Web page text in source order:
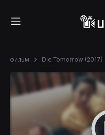
фильм Die Tomorrow (2017)